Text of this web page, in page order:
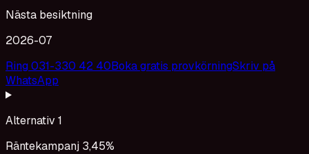
Nästa besiktning
2026-07
Ring 031-330 42 40Boka gratis provkörningSkriv på
WhatsApp
Alternativ 1
Räntekampanj 3,45%